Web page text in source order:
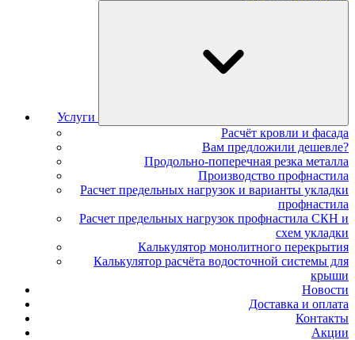
Услуги
Расчёт кровли и фасада
Вам предложили дешевле?
Продольно-поперечная резка металла
Производство профнастила
Расчет предельных нагрузок и варианты укладки
профнастила
Расчет предельных нагрузок профнастила СКН и
схем укладки
Калькулятор монолитного перекрытия
Калькулятор расчёта водосточной системы для
крыши
Новости
Доставка и оплата
Контакты
Акции